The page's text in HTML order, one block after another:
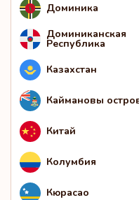
Доминика
Доминиканская
Республика
Казахстан
Каймановы
Китай
Колумбия
Кюрасао